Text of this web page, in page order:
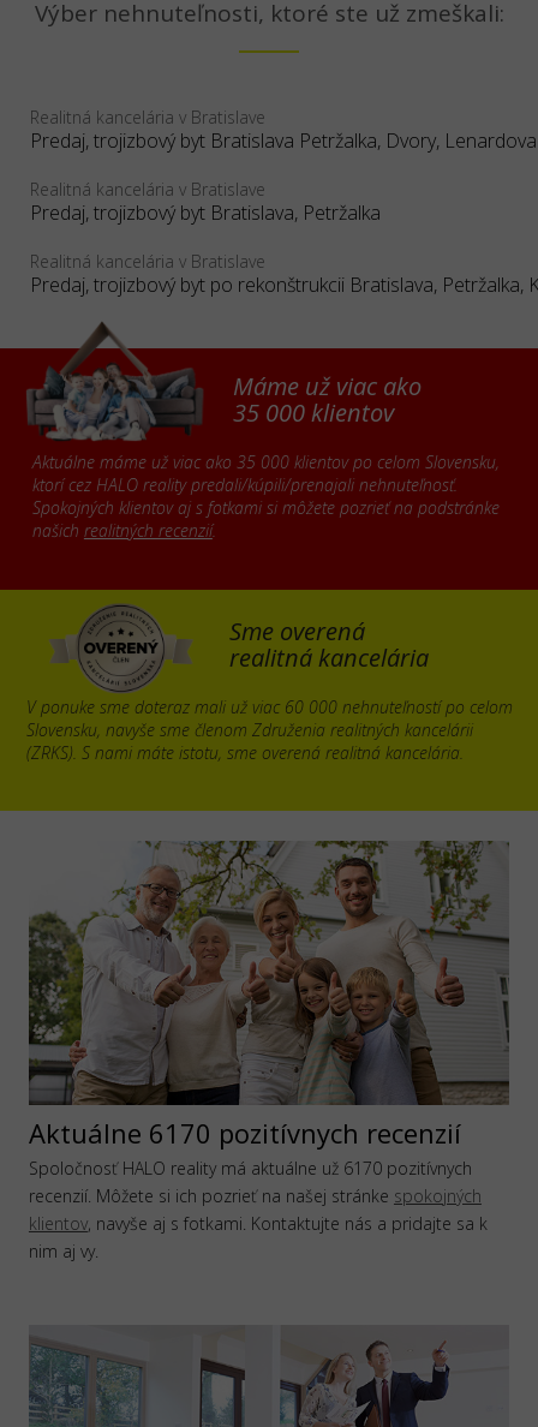
Výber nehnuteľnosti, ktoré ste už zmeškali:
Realitná kancelária v Bratislave
Realitná kancelária v Bratislave
Predaj, trojizbový byt Bratislava, Petržalka
Realitná kancelária v Bratislave
Máme už viac ako
35 000 klientov
Aktuálne máme už viac ako 35 000 klientov po celom Slovensku,
ktorí cez HALO reality predali/kúpili/prenajali nehnuteľnosť.
Spokojných klientov aj s fotkami si môžete pozrieť na podstránke
našich realitných recenzií.
Sme overená
realitná kancelária
V ponuke sme doteraz mali už viac 60 000 nehnuteľností po celom
Slovensku, navyše sme členom Združenia realitných kancelárii
(ZRKS). S nami máte istotu, sme overená realitná kancelária.
Aktuálne 6170 pozitívnych recenzií
Spoločnosť HALO reality má aktuálne už 6170 pozitívnych
recenzií. Môžete si ich pozrieť na našej stránke spokojných
klientov, navyše aj s fotkami. Kontaktujte nás a pridajte sa k
nim aj vy.